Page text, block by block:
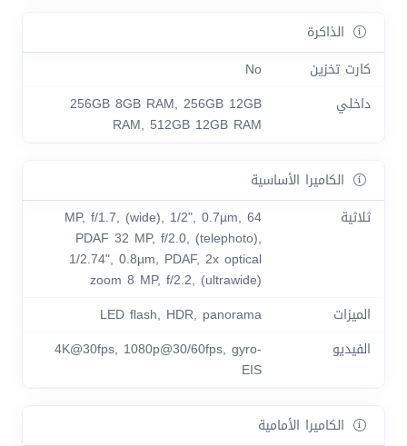
الذاكرة
كارت تخزين
No
داخلي
256GB 8GB RAM, 256GB 12GB
RAM, 512GB 12GB RAM
الكاميرا الأساسية
ثلاثية
64 MP, f/1.7, (wide), 1/2", 0.7µm,
PDAF 32 MP, f/2.0, (telephoto),
1/2.74", 0.8µm, PDAF, 2x optical
zoom 8 MP, f/2.2, (ultrawide)
الميزات
LED flash, HDR, panorama
الفيديو
4K@30fps, 1080p@30/60fps, gyro-
EIS
الكاميرا الأمامية